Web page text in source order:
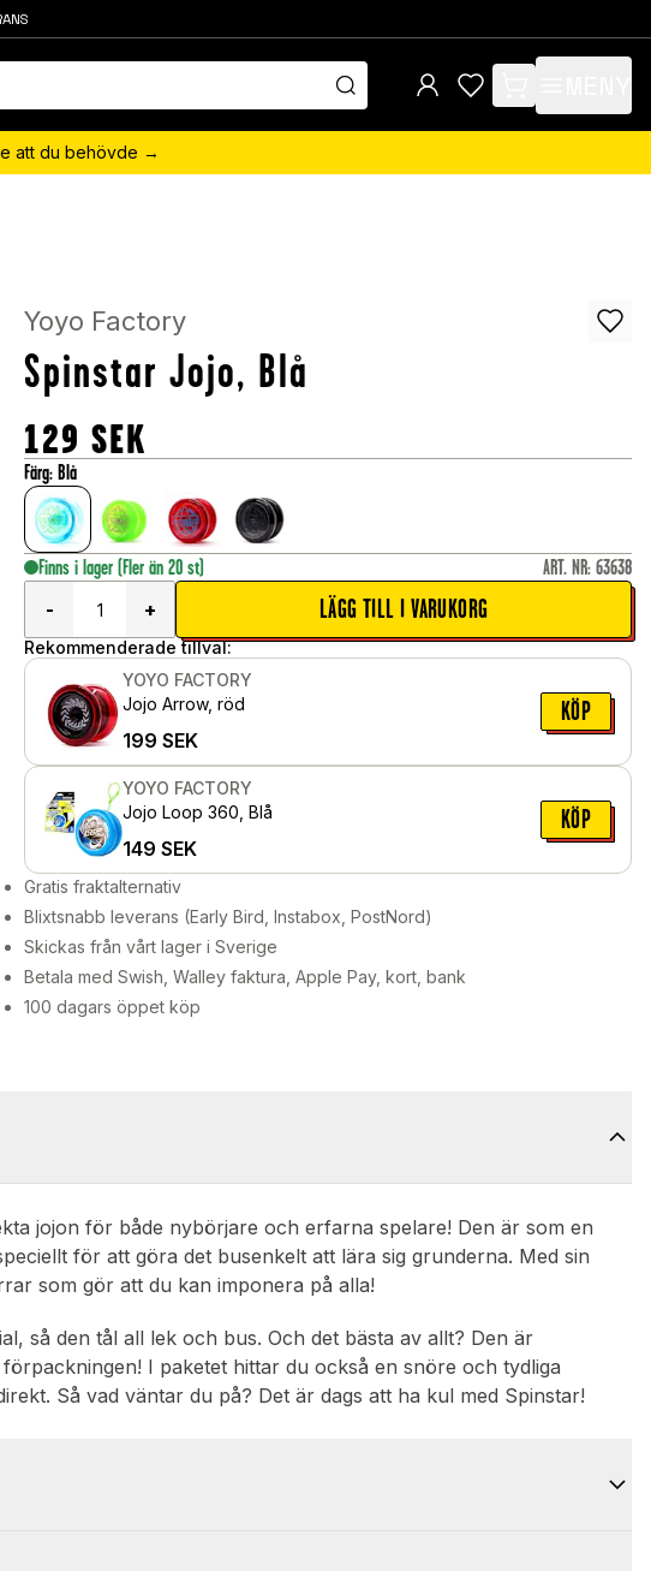
items in cart, view
att du behövde →
Yoyo Factory
Spinstar Jojo, Blå
129 SEK
Färg: Blå
Finns i lager (Fler än 20 st) ART. NR: 63638
-
+ LÄGG TILL I VARUKORG
Rekommenderade tillval:
YOYO FACTORY
Jojo Arrow, röd
199 SEK
KÖP
YOYO FACTORY
Jojo Loop 360, Blå
149 SEK
KÖP
Gratis fraktalternativ
Blixtsnabb leverans (Early Bird, Instabox, PostNord)
Skickas från vårt lager i Sverige
Betala med Swish, Walley faktura, Apple Pay, kort, bank
100 dagars öppet köp
jojon för både nybörjare och erfarna spelare! Den är som en
för att göra det busenkelt att lära sig grunderna. Med sin
som gör att du kan imponera på alla!
så den tål all lek och bus. Och det bästa av allt? Den är
I paketet hittar du också en snöre och tydliga
Så vad väntar du på? Det är dags att ha kul med Spinstar!